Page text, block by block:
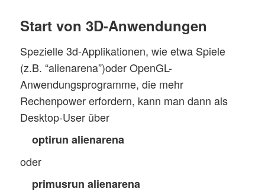
Start von 3D-Anwendungen
Spezielle 3d-Applikationen, wie etwa Spiele
(z.B. “alienarena”)oder OpenGL-
Anwendungsprogramme, die mehr
Rechenpower erfordern, kann man dann als
Desktop-User über
optirun alienarena
oder
primusrun alienarena